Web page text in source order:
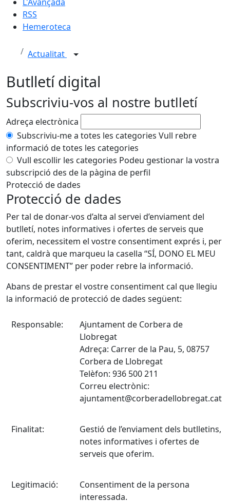
RSS
Hemeroteca
Actualitat
Butlletí digital
Subscriviu-vos al nostre butlletí
Adreça electrònica
Subscriviu-me a totes les categories Vull rebre
informació de totes les categories
Vull escollir les categories Podeu gestionar la vostra
subscripció des de la pàgina de perfil
Protecció de dades
Protecció de dades
Per tal de donar-vos d’alta al servei d’enviament del
butlletí, notes informatives i ofertes de serveis que
oferim, necessitem el vostre consentiment exprés i, per
tant, caldrà que marqueu la casella “SÍ, DONO EL MEU
CONSENTIMENT” per poder rebre la informació.
Abans de prestar el vostre consentiment cal que llegiu
la informació de protecció de dades següent:
Responsable:
Ajuntament de Corbera de
Llobregat
Adreça: Carrer de la Pau, 5, 08757
Corbera de Llobregat
Telèfon: 936 500 211
Correu electrònic:
ajuntament@corberadellobregat.cat
Finalitat:
Gestió de l’enviament dels butlletins,
notes informatives i ofertes de
serveis que oferim.
Legitimació:
Consentiment de la persona
interessada.